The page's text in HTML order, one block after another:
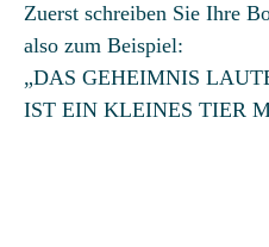
Zuerst schreiben Sie Ihre
also zum Beispiel:
„DAS GEHEIMNIS
IST EIN KLEINES TIER